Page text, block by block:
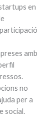
en
amb
no
per a
social.